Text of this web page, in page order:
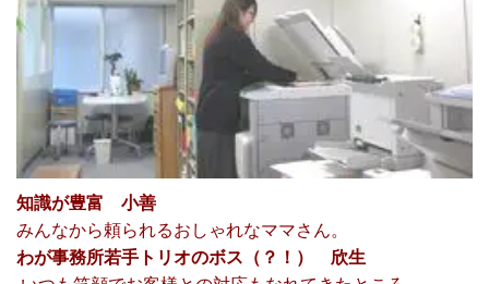
知識が豊富 小善
みんなから頼られるおしゃれなママさん。
わが事務所若手トリオのボス（？！） 欣生